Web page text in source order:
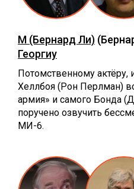
М (Бернард Ли)
Георгиу
Потомственному актёру,
Хеллбоя (Рон Перлман)
армия» и самого Бонда
поручено озвучить
МИ-6.